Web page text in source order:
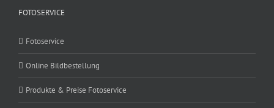
FOTOSERVICE
Fotoservice
Online Bildbestellung
Produkte & Preise Fotoservice